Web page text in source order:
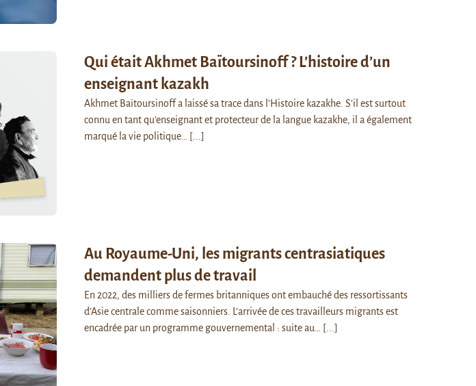
Qui était Akhmet Baïtoursinoff ? L’histoire d’un
enseignant kazakh
Akhmet Baïtoursinoff a laissé sa trace dans l’Histoire kazakhe. S’il est surtout
connu en tant qu’enseignant et protecteur de la langue kazakhe, il a également
marqué la vie politique…
[...]
Au Royaume-Uni, les migrants centrasiatiques
demandent plus de travail
En 2022, des milliers de fermes britanniques ont embauché des ressortissants
d’Asie centrale comme saisonniers. L’arrivée de ces travailleurs migrants est
encadrée par un programme gouvernemental : suite au…
[...]